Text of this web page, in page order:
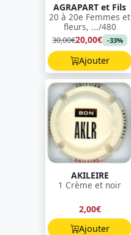
AGRAPART et Fils
20 à 20e Femmes et
fleurs, .../480
30,00€20,00€ -33%
Ajouter
AKILEIRE
1 Crème et noir
2,00€
Ajouter